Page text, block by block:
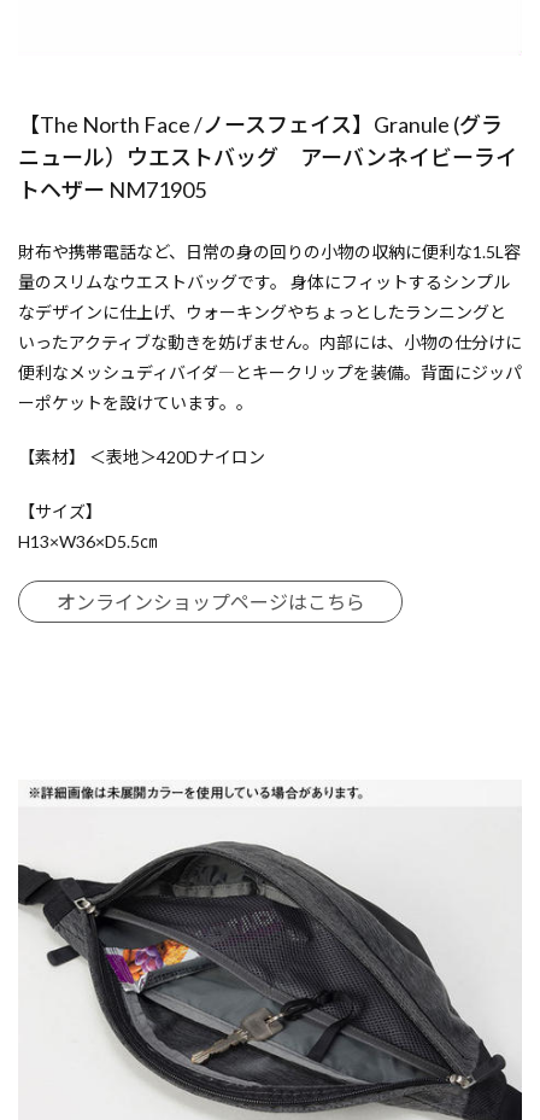
【The North Face /ノースフェイス】Granule (グラ
ニュール）ウエストバッグ アーバンネイビーライ
トヘザー NM71905
財布や携帯電話など、日常の身の回りの小物の収納に便利な1.5L容
量のスリムなウエストバッグです。 身体にフィットするシンプル
なデザインに仕上げ、ウォーキングやちょっとしたランニングと
いったアクティブな動きを妨げません。内部には、小物の仕分けに
便利なメッシュディバイダ―とキークリップを装備。背面にジッパ
ーポケットを設けています。。
【素材】 ＜表地＞420Dナイロン
【サイズ】
H13×W36×D5.5㎝
オンラインショップページはこちら